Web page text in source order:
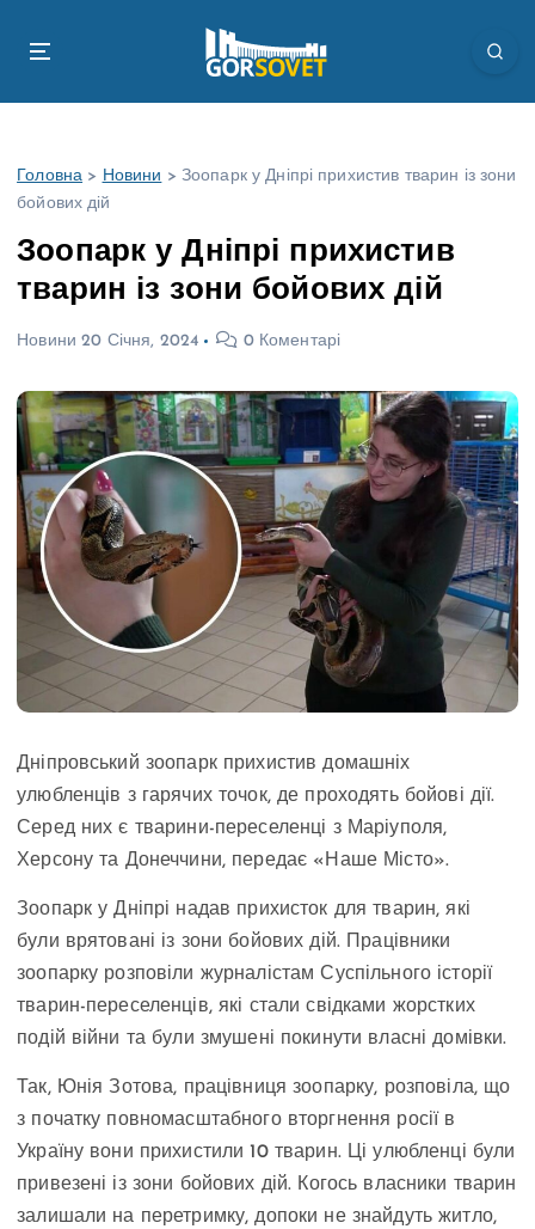
Головна > Новини > Зоопарк у Дніпрі прихистив тварин із зони
бойових дій
Зоопарк у Дніпрі прихистив
тварин із зони бойових дій
Новини 20 Січня, 2024 0 Коментарі
Дніпровський зоопарк прихистив домашніх
улюбленців з гарячих точок, де проходять бойові дії.
Серед них є тварини-переселенці з Маріуполя,
Херсону та Донеччини, передає «Наше Місто».
Зоопарк у Дніпрі надав прихисток для тварин, які
були врятовані із зони бойових дій. Працівники
зоопарку розповіли журналістам Суспільного історії
тварин-переселенців, які стали свідками жорстких
подій війни та були змушені покинути власні домівки.
Так, Юнія Зотова, працівниця зоопарку, розповіла, що
з початку повномасштабного вторгнення росії в
Україну вони прихистили 10 тварин. Ці улюбленці були
привезені із зони бойових дій. Когось власники тварин
залишали на перетримку, допоки не знайдуть житло,